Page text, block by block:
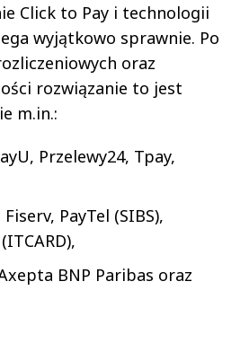
Click to Pay i technologii
wyjątkowo sprawnie. Po
oraz
rozwiązanie to jest
m.in.:
Przelewy24, Tpay,
PayTel (SIBS),
BNP Paribas oraz